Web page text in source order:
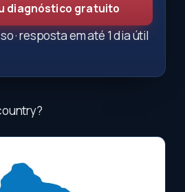
diagnóstico gratuito
· resposta em até 1 dia útil